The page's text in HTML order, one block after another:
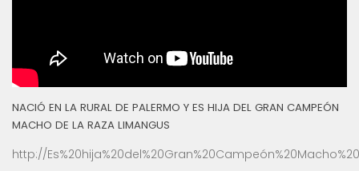
NACIÓ EN LA RURAL DE PALERMO Y ES HIJA DEL GRAN CAMPEÓN
MACHO DE LA RAZA LIMANGUS
http://